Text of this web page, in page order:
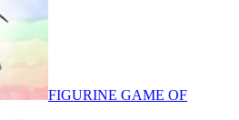
FIGURINE GAME OF